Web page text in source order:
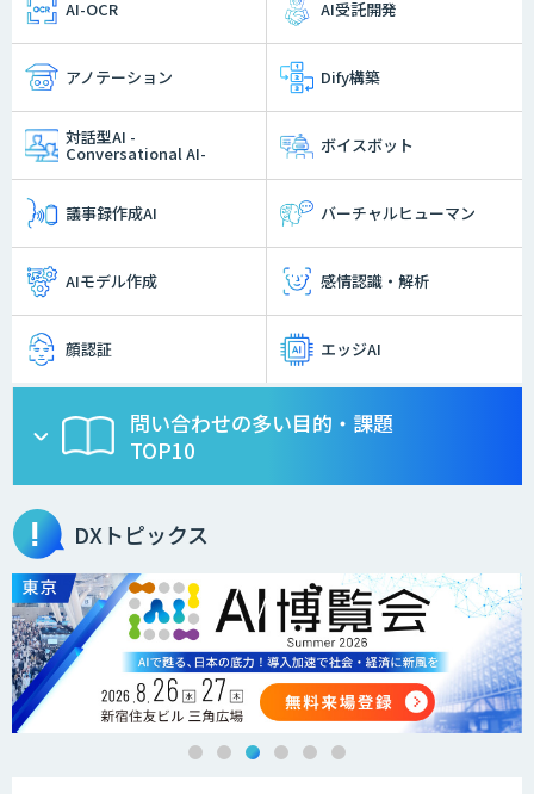
DXトピックス
AI-OCR AI受託開発
アノテーション Dify構築
対話型AI -
Conversational AI- ボイスボット
議事録作成AI バーチャルヒューマン
AIモデル作成 感情認識・解析
顔認証 エッジAI
問い合わせの多い目的・課題
TOP10